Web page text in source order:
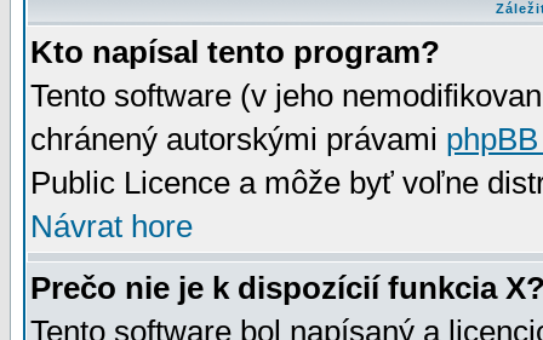
Kto napísal tento program?
Tento software (v jeho
chránený autorskými právami
Public Licence a môže byť voľne
Návrat hore
Prečo nie je k dispozícií funkcia
Tento software bol napísaný a